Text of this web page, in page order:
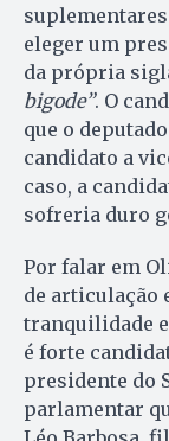
eleger um
da própria
bigode”. O
que o
candidato a
caso, a
sofreria duro
Por falar em
de articulação
tranquilidade
é forte
presidente do
parlamentar